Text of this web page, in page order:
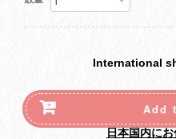
International
Add
日本国内に